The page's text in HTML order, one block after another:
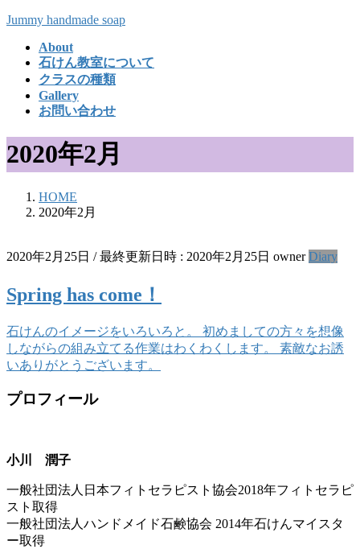
コ
キ
ッ
プ
ナ
に
移
動
Jummy handmade soap
About
石けん教室について
クラスの種類
Gallery
お問い合わせ
2020年2月
HOME
2020年2月
2020年2月25日 / 最終更新日時 : 2020年2月25日 owner Diary
Spring has come！
石けんのイメージをいろいろと。 初めましての方々を想像
しながらの組み立てる作業はわくわくします。 素敵なお誘
いありがとうございます。
プロフィール
小川 潤子
一般社団法人日本フィトセラピスト協会2018年フィトセラピ
スト取得
一般社団法人ハンドメイド石鹸協会 2014年石けんマイスタ
ー取得